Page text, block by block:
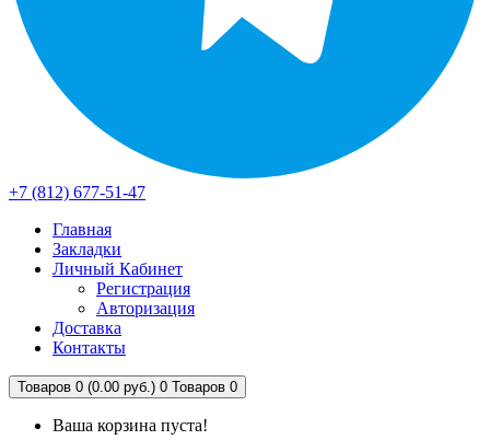
+7 (812) 677-51-47
Главная
Закладки
Личный Кабинет
Регистрация
Авторизация
Доставка
Контакты
Товаров 0 (0.00 руб.) 0 Товаров 0
Ваша корзина пуста!